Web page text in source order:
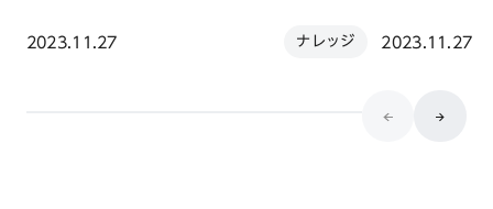
2023.11.27 ナレッジ 2023.11.27